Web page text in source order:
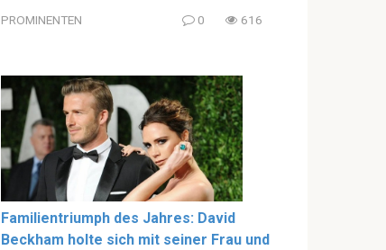
PROMINENTEN 0 616
Familientriumph des Jahres: David
Beckham holte sich mit seiner Frau und